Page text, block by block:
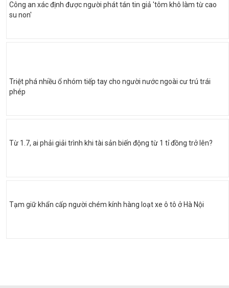
Công an xác định được người phát tán tin giả 'tôm khô làm từ cao
su non'
Triệt phá nhiều ổ nhóm tiếp tay cho người nước ngoài cư trú trái
phép
Từ 1.7, ai phải giải trình khi tài sản biến động từ 1 tỉ đồng trở lên?
Tạm giữ khẩn cấp người chém kính hàng loạt xe ô tô ở Hà Nội